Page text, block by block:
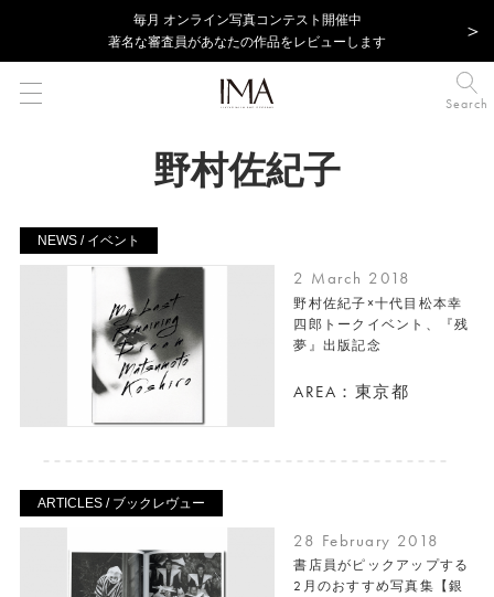
毎⽉ オンライン写真コンテスト開催中
著名な審査員があなたの作品をレビューします
Search
野村佐紀子
NEWS / イベント
2 March 2018
野村佐紀子×十代目松本幸
四郎トークイベント、『残
夢』出版記念
AREA：東京都
ARTICLES / ブックレヴュー
28 February 2018
書店員がピックアップする
2月のおすすめ写真集【銀